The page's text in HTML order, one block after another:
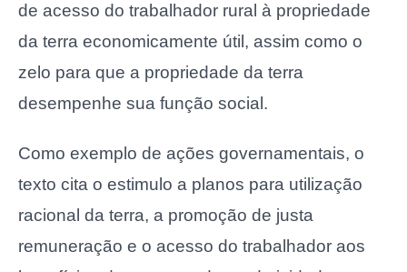
de acesso do trabalhador rural à propriedade
da terra economicamente útil, assim como o
zelo para que a propriedade da terra
desempenhe sua função social.
Como exemplo de ações governamentais, o
texto cita o estimulo a planos para utilização
racional da terra, a promoção de justa
remuneração e o acesso do trabalhador aos